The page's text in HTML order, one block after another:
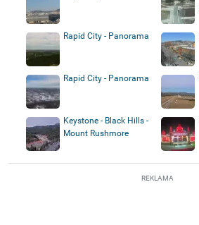
Rapid City - Panorama
Rapid City - Panorama
Keystone - Black Hills -
Mount Rushmore
REKLAMA